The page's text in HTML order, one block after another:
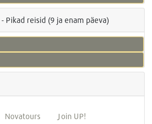
Pikad reisid (9 ja enam päeva)
Novatours Join UP!